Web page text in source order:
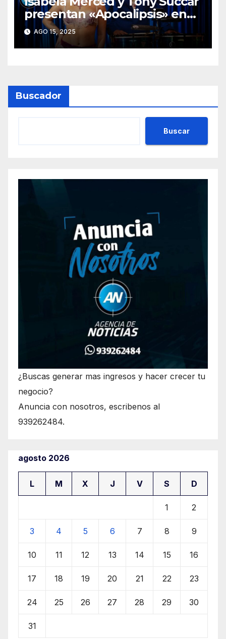
presentan «Apocalipsis» en
versión salsa
AGO 15, 2025
Buscador
Buscar
¿Buscas generar mas ingresos y hacer crecer tu
negocio?
Anuncia con nosotros, escribenos al
939262484.
agosto 2026
L M X J V S D
1 2
3 4 5 6 7 8 9
10 11 12 13 14 15 16
17 18 19 20 21 22 23
24 25 26 27 28 29 30
31